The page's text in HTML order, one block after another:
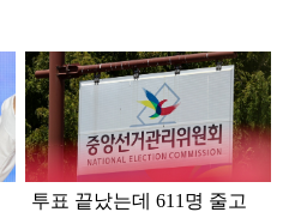
투표 끝났는데 611명 줄고